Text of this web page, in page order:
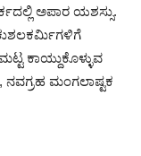
ಅಪಾರ ಯಶಸ್ಸು.
ಕಾಯ್ದುಕೊಳ್ಳುವ
ನವಗ್ರಹ ಮಂಗಲಾಷ್ಟಕ